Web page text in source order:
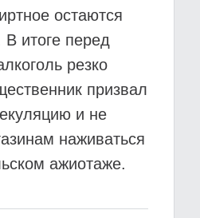
остаются
итоге перед
резко
призвал
и не
наживаться
ажиотаже.